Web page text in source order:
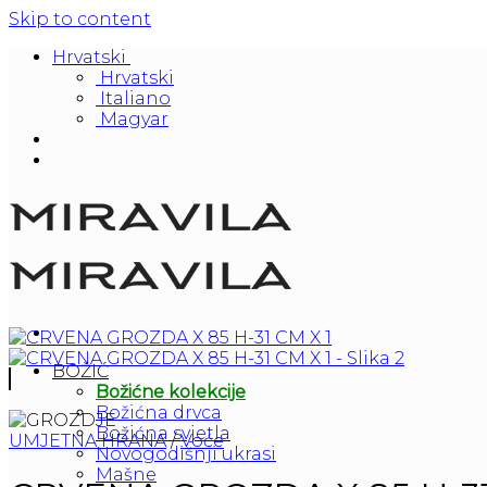
Skip to content
Hrvatski
Hrvatski
Italiano
Magyar
BOŽIĆ
Božićne kolekcije
Božićna drvca
Božićna svjetla
Novogodišnji ukrasi
Mašne
UMJETNA HRANA / Voće